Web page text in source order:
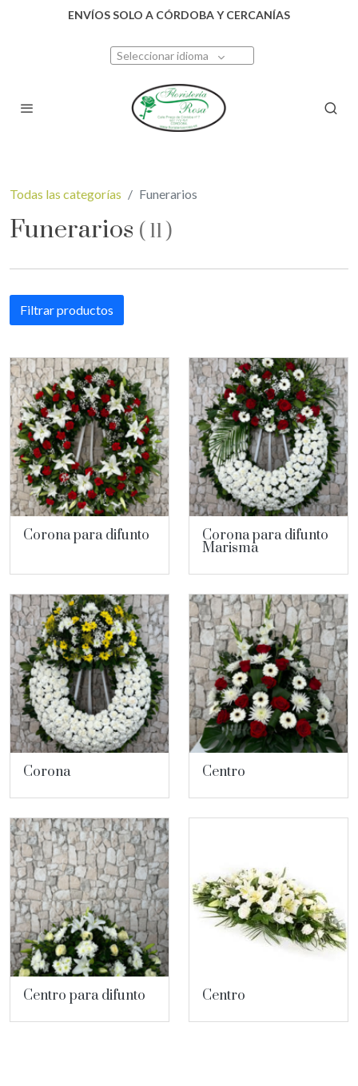
ENVÍOS SOLO A CÓRDOBA Y CERCANÍAS
Seleccionar idioma
Todas las categorías Funerarios
Funerarios ( 11 )
Filtrar productos
Corona para difunto Corona para difunto
Marisma
Corona Centro
Centro para difunto Centro